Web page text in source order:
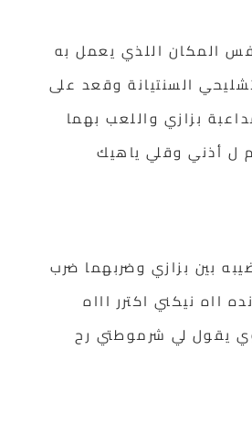
اللذي يعمل به
السنتيانة وقعد على
واللعب بهما
وقلي ياهيك
بزازي وضربهما ضرب
نيكني اكترر اااه
لي شرموطتي رح